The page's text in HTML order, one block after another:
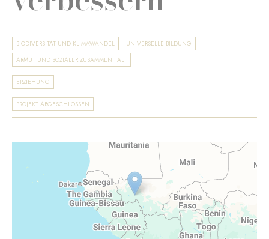
BIODIVERSITÄT UND KLIMAWANDEL
UNIVERSELLE BILDUNG
ARMUT UND SOZIALER ZUSAMMENHALT
ERZIEHUNG
PROJEKT ABGESCHLOSSEN